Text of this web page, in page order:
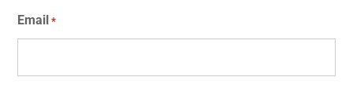
Email *